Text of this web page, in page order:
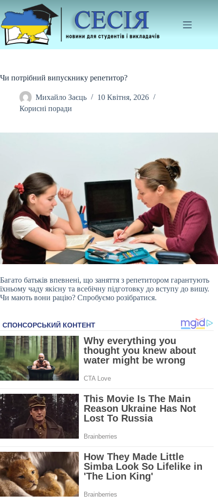
до
вмісту
Чи потрібний випускнику репетитор?
Михайло Заєць
10 Квітня, 2026
Корисні поради
Багато батьків впевнені, що заняття з репетитором гарантують
їхньому чаду якісну та всебічну підготовку до вступу до вишу.
Чи мають вони рацію? Спробуємо розібратися.